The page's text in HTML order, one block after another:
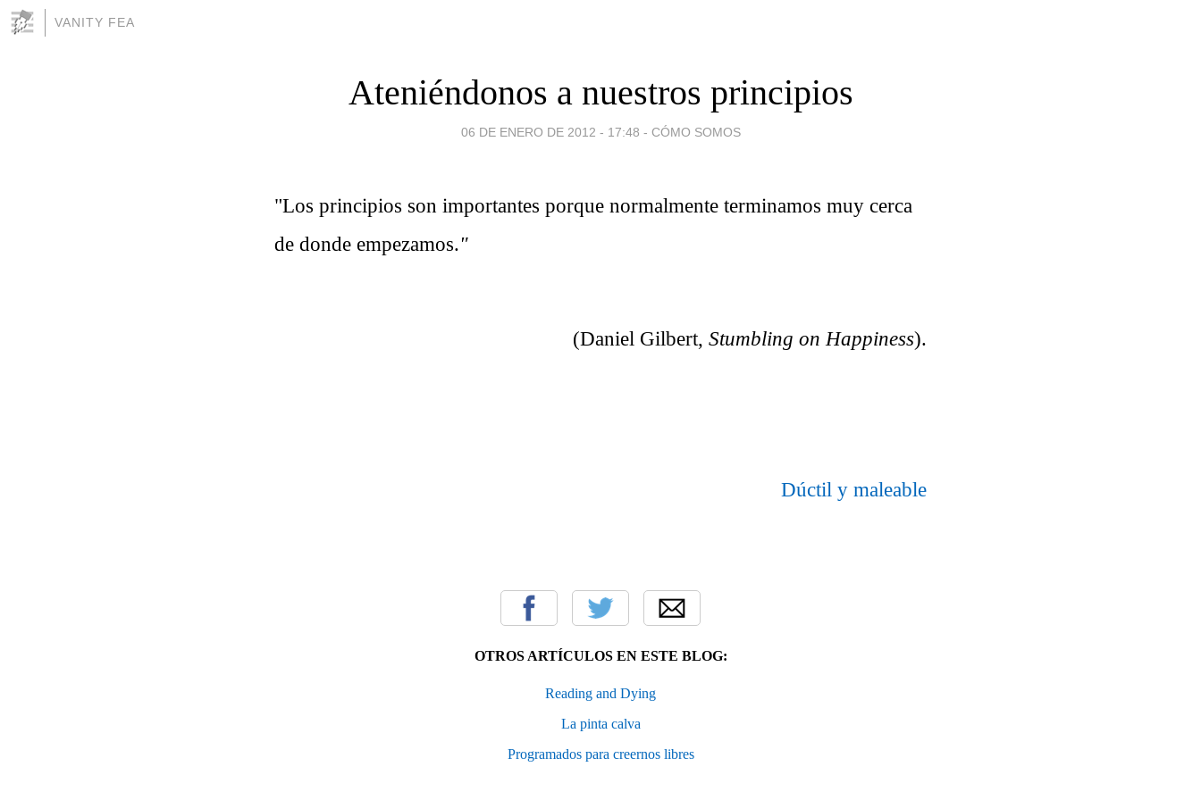
VANITY FEA
Ateniéndonos a nuestros principios
06 DE ENERO DE 2012 - 17:48 - CÓMO SOMOS
"Los principios son importantes porque normalmente terminamos muy cerca
de donde empezamos."
(Daniel Gilbert, Stumbling on Happiness).
Dúctil y maleable
OTROS ARTÍCULOS EN ESTE BLOG:
Reading and Dying
La pinta calva
Programados para creernos libres